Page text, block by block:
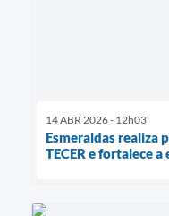
14 ABR 2026 - 12h03
Esmeraldas realiza
TECER e fortalece